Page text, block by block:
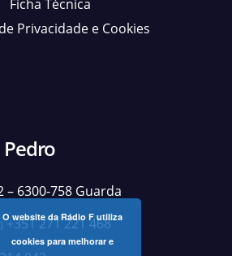
Ficha Técnica
Privacidade e Cookies
Pedro
– 6300-758 Guarda
+351 271 221 468
O website da Rádio F utiliza
cookies para melhorar e